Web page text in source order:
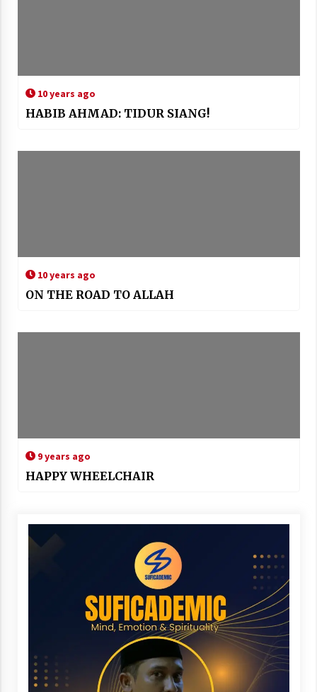
10 years ago
HABIB AHMAD: TIDUR SIANG!
10 years ago
ON THE ROAD TO ALLAH
9 years ago
HAPPY WHEELCHAIR